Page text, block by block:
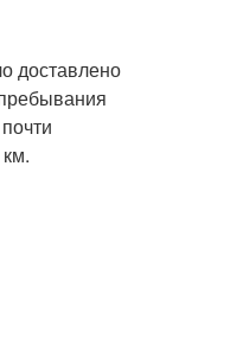
доставлено